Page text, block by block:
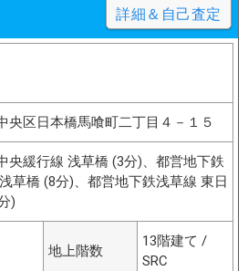
詳細＆自己査定
央区日本橋馬喰町二丁目４－１５
央緩行線 浅草橋 (3分)、都営地下鉄
草橋 (8分)、都営地下鉄浅草線 東日
)
地上階数
13階建て /
SRC